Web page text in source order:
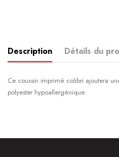
Description Détails du
Ce coussin imprimé colibri ajoutera
polyester hypoallergénique.